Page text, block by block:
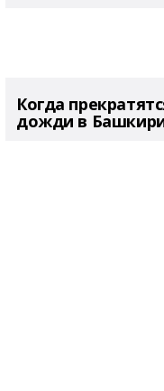
Когда
дожди в